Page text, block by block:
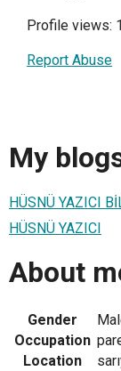
Profile views:
Report Abuse
My
HÜSNÜ YAZICI
HÜSNÜ YAZICI
About
Gender
Occupation
Location